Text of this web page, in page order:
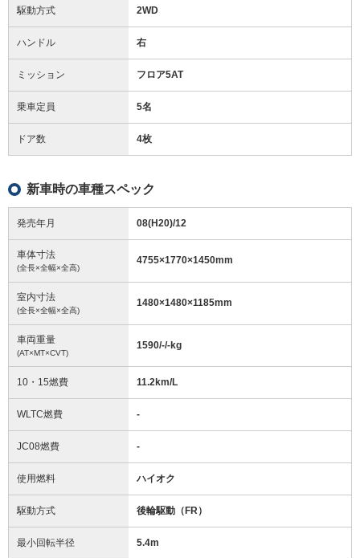
駆動方式 2WD
ハンドル 右
ミッション フロア5AT
乗車定員 5名
ドア数 4枚
新車時の車種スペック
発売年月 08(H20)/12
車体寸法
(全長×全幅×全高)
4755×1770×1450mm
室内寸法
(全長×全幅×全高)
1480×1480×1185mm
車両重量
(AT×MT×CVT)
1590/-/-kg
10・15燃費 11.2km/L
WLTC燃費 -
JC08燃費 -
使用燃料 ハイオク
駆動方式 後輪駆動（FR）
最小回転半径 5.4m